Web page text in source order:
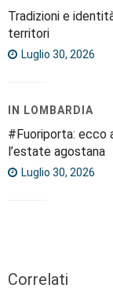
Tradizioni e
territori
Luglio 30, 2026
IN LOMBARDIA
#Fuoriporta: ecco
l’estate agostana
Luglio 30, 2026
Correlati